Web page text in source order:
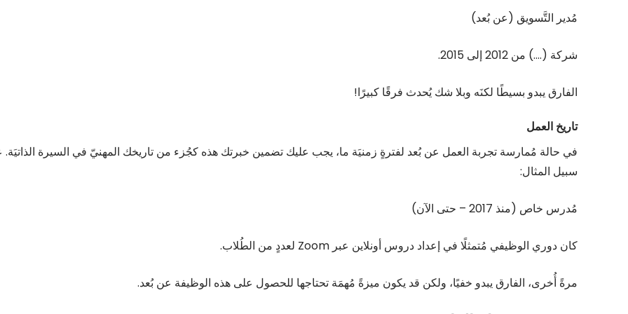
مُدير التَّسويق (عن بُعد)
شركة (….) من 2012 إلى 2015.
الفارق يبدو بسيطًا لكنَه وبلا شك يُحدث فرقًا كبيرًا!
تاريخ العمل
في حالة مُمارسة تجربة العمل عن بُعد لفترةٍ زمنيَة ما، يجب عليك تضمين خبرتك هذه كجُزء من تاريخك المهنيّ في السيرة
سبيل المثال:
مُدرس خاص (منذ 2017 – حتى الآن)
كان دوري الوظيفي مُتمثلًا في إعداد دروس أونلاين عبر Zoom لعددٍ من الطُلاب.
مرةً أُخرى، الفارق يبدو خفيًا، ولكن قد يكون ميزةً مُهمَة تحتاجها للحصول على هذه الوظيفة عن بُعد.